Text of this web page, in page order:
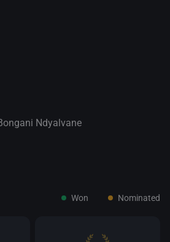
Ndyalvane
Won Nominated